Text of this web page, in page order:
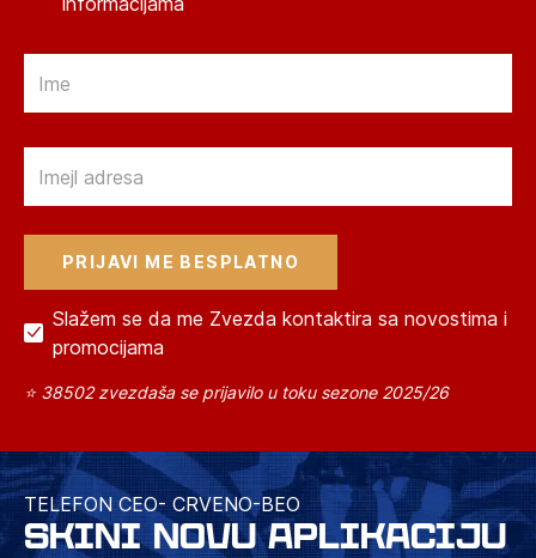
Slažem se da me Zvezda kontaktira sa novostima i
promocijama
⭐ 38502 zvezdaša se prijavilo u toku sezone 2025/26
TELEFON CEO- CRVENO-BEO
SKINI NOVU APLIKACIJU